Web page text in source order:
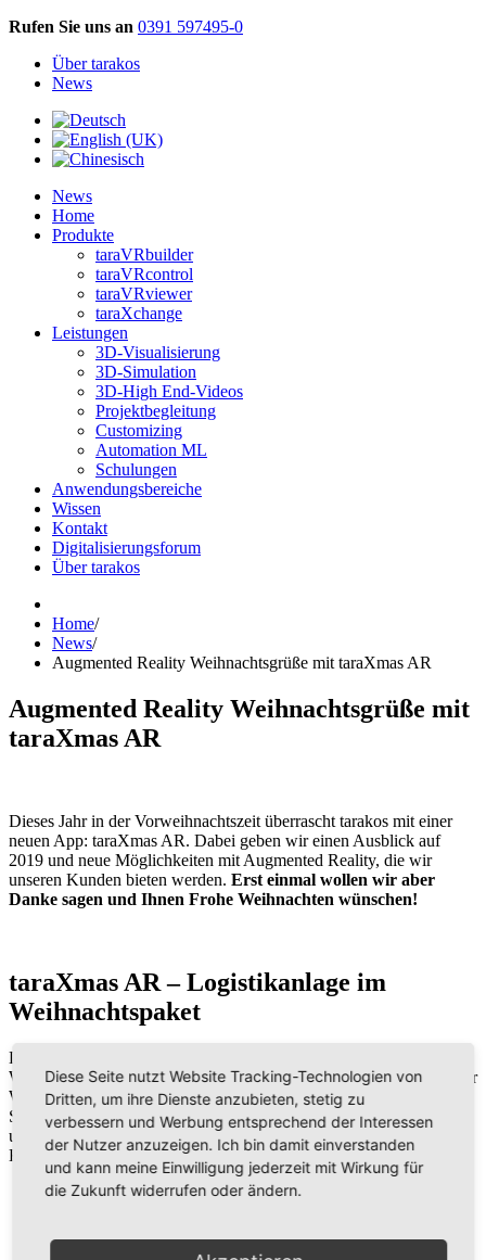
Rufen Sie uns an 0391 597495-0
Über tarakos
News
News
Home
Produkte
taraVRbuilder
taraVRcontrol
taraVRviewer
taraXchange
Leistungen
3D-Visualisierung
3D-Simulation
3D-High End-Videos
Projektbegleitung
Customizing
Automation ML
Schulungen
Anwendungsbereiche
Wissen
Kontakt
Digitalisierungsforum
Über tarakos
Home/
News/
Augmented Reality Weihnachtsgrüße mit taraXmas AR
Augmented Reality Weihnachtsgrüße mit
taraXmas AR
Dieses Jahr in der Vorweihnachtszeit überrascht tarakos mit einer
neuen App: taraXmas AR. Dabei geben wir einen Ausblick auf
2019 und neue Möglichkeiten mit Augmented Reality, die wir
unseren Kunden bieten werden. Erst einmal wollen wir aber
Danke sagen und Ihnen Frohe Weihnachten wünschen!
taraXmas AR – Logistikanlage im
Weihnachtspaket
Die taraXmas AR App übermittelt in diesem Jahr die
Weihnachtsgrüße von tarakos – und das mit Augmented Reality. Der
Weihnachtsmann und Elfen tauchen auf, wo immer Sie sind. Laden
Sie sich dafür einfachtaraXmas AR im Google Play Store herunter
und erfassen Sie einen unserer Marker mit Ihrer Smartphone-
Kamera:
unsere Weihnachtskarte
Diese Seite nutzt Website Tracking-Technologien von
Dritten, um ihre Dienste anzubieten, stetig zu
verbessern und Werbung entsprechend der Interessen
der Nutzer anzuzeigen. Ich bin damit einverstanden
und kann meine Einwilligung jederzeit mit Wirkung für
die Zukunft widerrufen oder ändern.